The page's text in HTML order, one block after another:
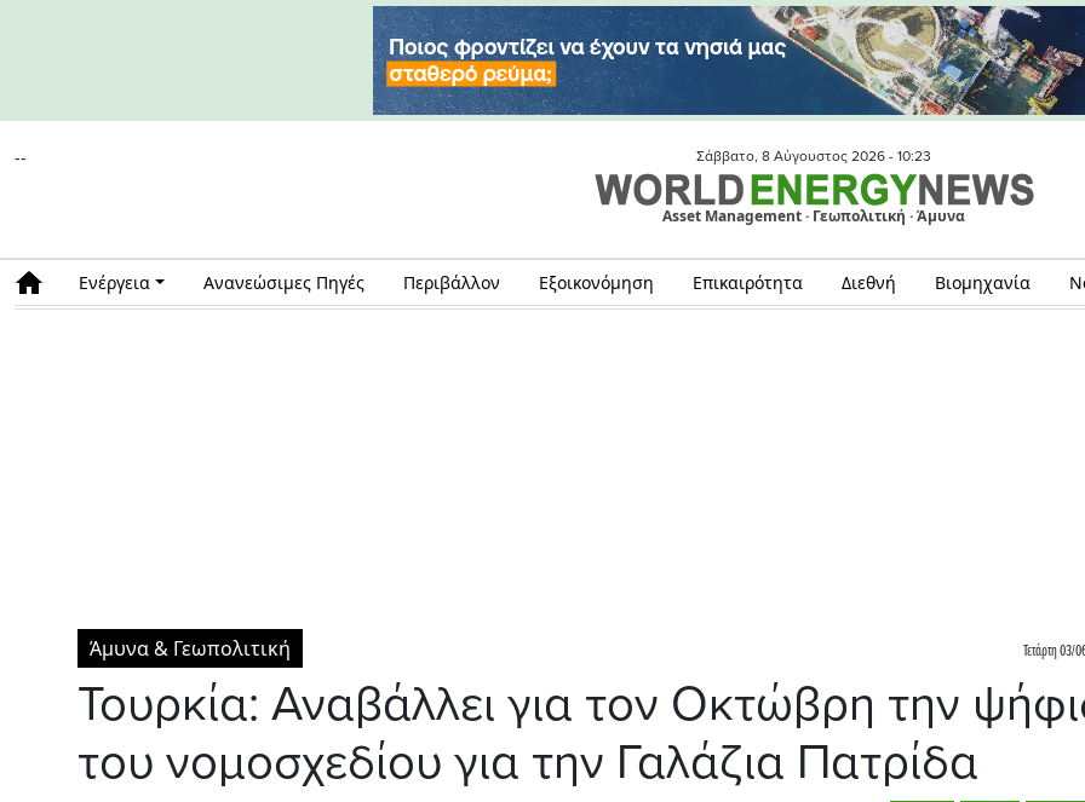
-- Σάββατο, 8 Αύγουστος 2026 - 10:23
Asset Management · Γεωπολιτική · Άμυνα
Ενέργεια Ανανεώσιμες Πηγές Περιβάλλον Εξοικονόμηση Επικαιρότητα Διεθνή Βιομηχανία
Άμυνα & Γεωπολιτική Τετάρτη 03/
Τουρκία: Αναβάλλει για τον Οκτώβρη την
του νομοσχεδίου για την Γαλάζια Πατρίδα